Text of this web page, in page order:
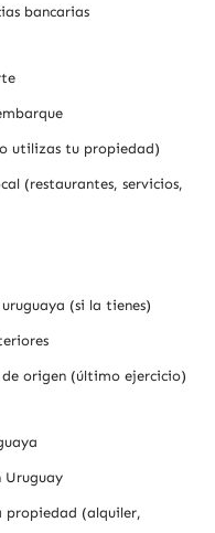
bancarias
utilizas tu propiedad)
(restaurantes, servicios,
(si la tienes)
origen (último ejercicio)
Uruguay
propiedad (alquiler,